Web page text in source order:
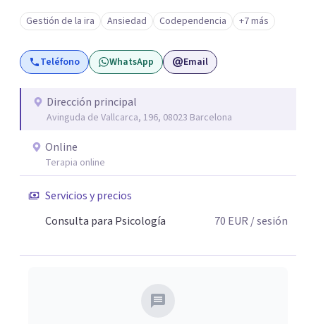
Gestión de la ira Ansiedad Codependencia +7 más
Teléfono WhatsApp Email
Dirección principal
Avinguda de Vallcarca, 196, 08023 Barcelona
Online
Terapia online
Servicios y precios
Consulta para Psicología
70 EUR / sesión